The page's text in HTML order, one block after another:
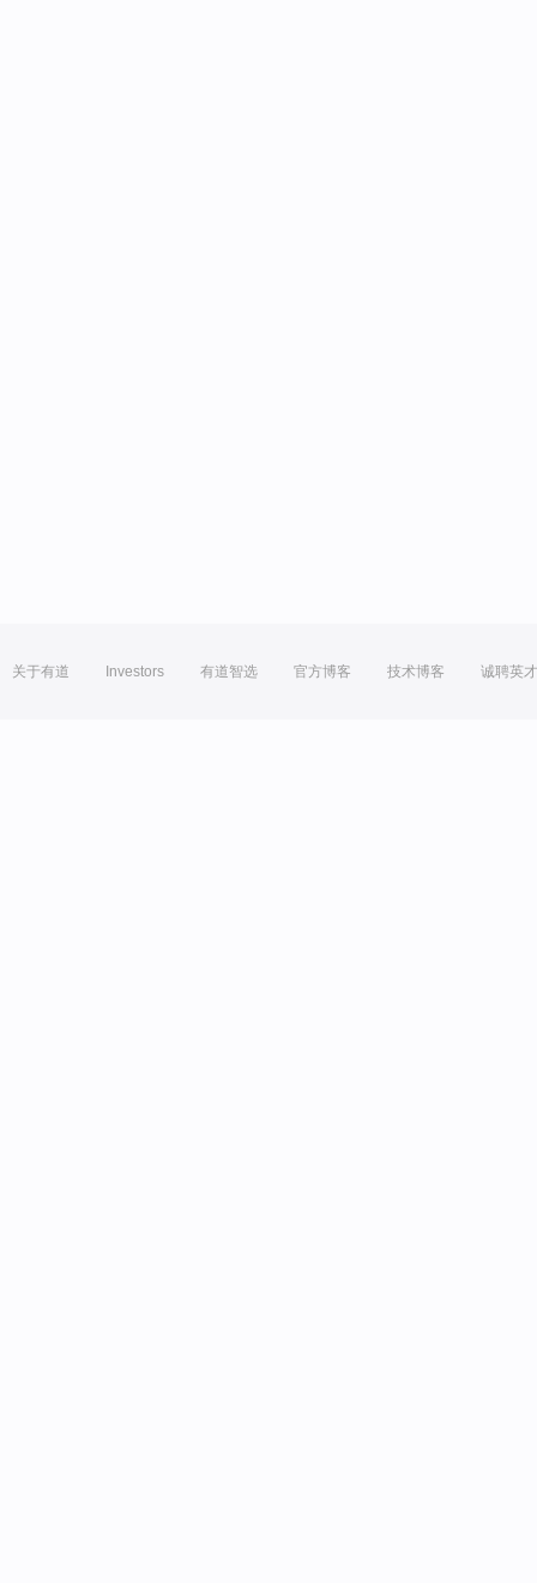
关于有道 Investors 有道智选 官方博客 技术博客 诚聘英才